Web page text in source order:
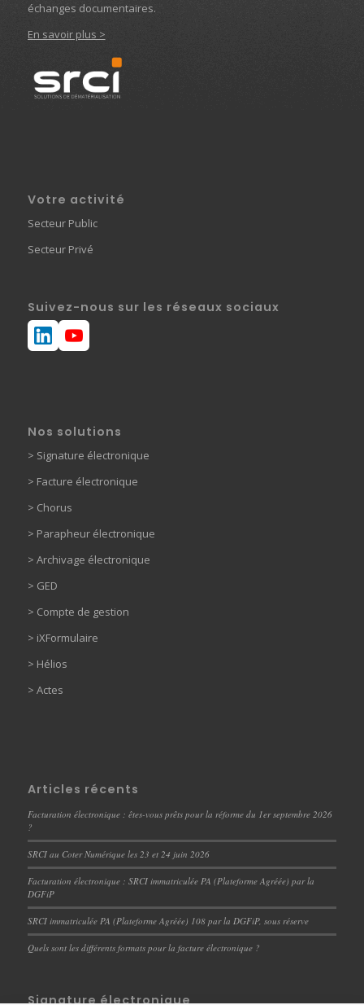
échanges documentaires.
En savoir plus >
Votre activité
Secteur Public
Secteur Privé
Suivez-nous sur les réseaux sociaux
Nos solutions
> Signature électronique
> Facture électronique
> Chorus
> Parapheur électronique
> Archivage électronique
> GED
> Compte de gestion
> iXFormulaire
> Hélios
> Actes
Articles récents
Facturation électronique : êtes-vous prêts pour la réforme du 1er septembre 2026
?
SRCI au Coter Numérique les 23 et 24 juin 2026
Facturation électronique : SRCI immatriculée PA (Plateforme Agréée) par la
DGFiP
SRCI immatriculée PA (Plateforme Agréée) 108 par la DGFiP, sous réserve
Quels sont les différents formats pour la facture électronique ?
Signature électronique